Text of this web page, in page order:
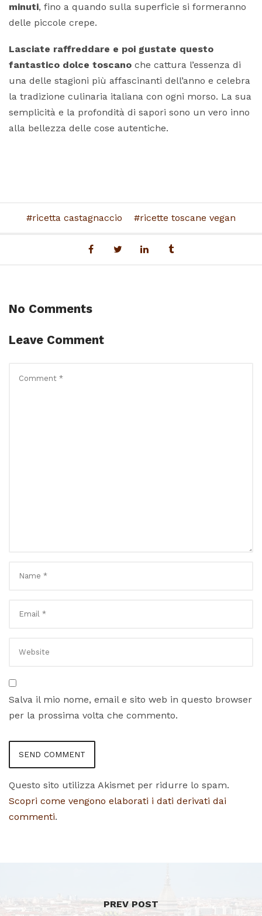
minuti, fino a quando sulla superficie si formeranno
delle piccole crepe.
Lasciate raffreddare e poi gustate questo
fantastico dolce toscano che cattura l’essenza di
una delle stagioni più affascinanti dell’anno e celebra
la tradizione culinaria italiana con ogni morso. La sua
semplicità e la profondità di sapori sono un vero inno
alla bellezza delle cose autentiche.
ricetta castagnaccio ricette toscane vegan
No Comments
Leave Comment
Salva il mio nome, email e sito web in questo browser
per la prossima volta che commento.
Questo sito utilizza Akismet per ridurre lo spam.
Scopri come vengono elaborati i dati derivati dai
commenti.
PREV POST